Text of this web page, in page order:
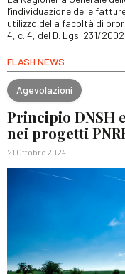
l’individuazione delle
utilizzo della facoltà di
4, c. 4, del D. Lgs. 231/2002.
FLASH NEWS
Agevolazioni
Principio DNSH
nei progetti
21 Ottobre 2024